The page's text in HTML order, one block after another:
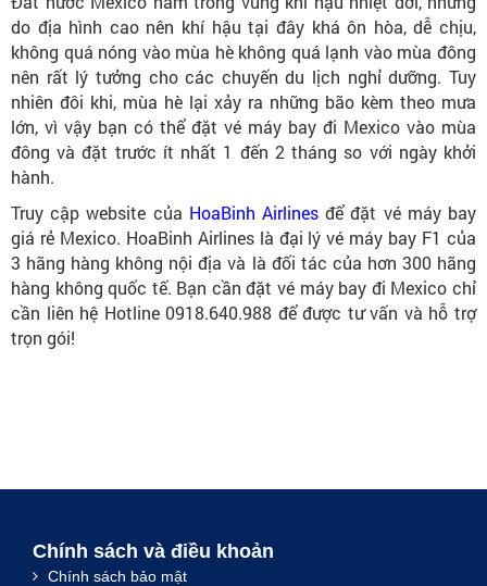
do địa hình cao nên khí hậu tại đây khá ôn hòa, dễ chịu,
không quá nóng vào mùa hè không quá lạnh vào mùa đông
nên rất lý tưởng cho các chuyến du lịch nghỉ dưỡng. Tuy
nhiên đôi khi, mùa hè lại xảy ra những bão kèm theo mưa
lớn, vì vậy bạn có thể đặt vé máy bay đi Mexico vào mùa
đông và đặt trước ít nhất 1 đến 2 tháng so với ngày khởi
hành.
Truy cập website của HoaBinh Airlines để đặt vé máy bay
giá rẻ Mexico. HoaBinh Airlines là đại lý vé máy bay F1 của
3 hãng hàng không nội địa và là đối tác của hơn 300 hãng
hàng không quốc tế. Bạn cần đặt vé máy bay đi Mexico chỉ
cần liên hệ Hotline 0918.640.988 để được tư vấn và hỗ trợ
trọn gói!
Chính sách và điều khoản
Chính sách bảo mật